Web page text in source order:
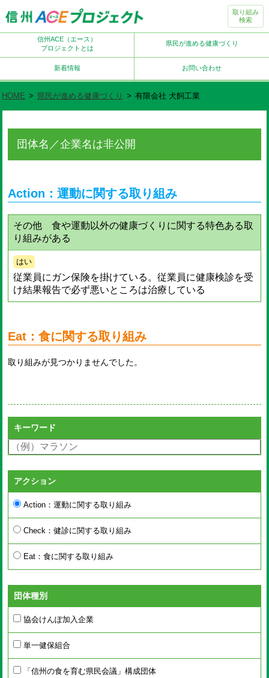
取り組み
検索
信州ACE（エース）
プロジェクトとは
県民が進める健康づくり
新着情報 お問い合わせ
HOME > 県民が進める健康づくり > 有限会社 犬飼工業
団体名／企業名は非公開
Action：運動に関する取り組み
その他 食や運動以外の健康づくりに関する特色ある取
り組みがある
はい
従業員にガン保険を掛けている。従業員に健康検診を受
け結果報告で必ず悪いところは治療している
Eat：食に関する取り組み
取り組みが見つかりませんでした。
キーワード
アクション
Action：運動に関する取り組み
Check：健診に関する取り組み
Eat：食に関する取り組み
団体種別
協会けんぽ加入企業
単一健保組合
「信州の食を育む県民会議」構成団体